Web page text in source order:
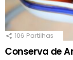
106 Partilhas
Conserva de